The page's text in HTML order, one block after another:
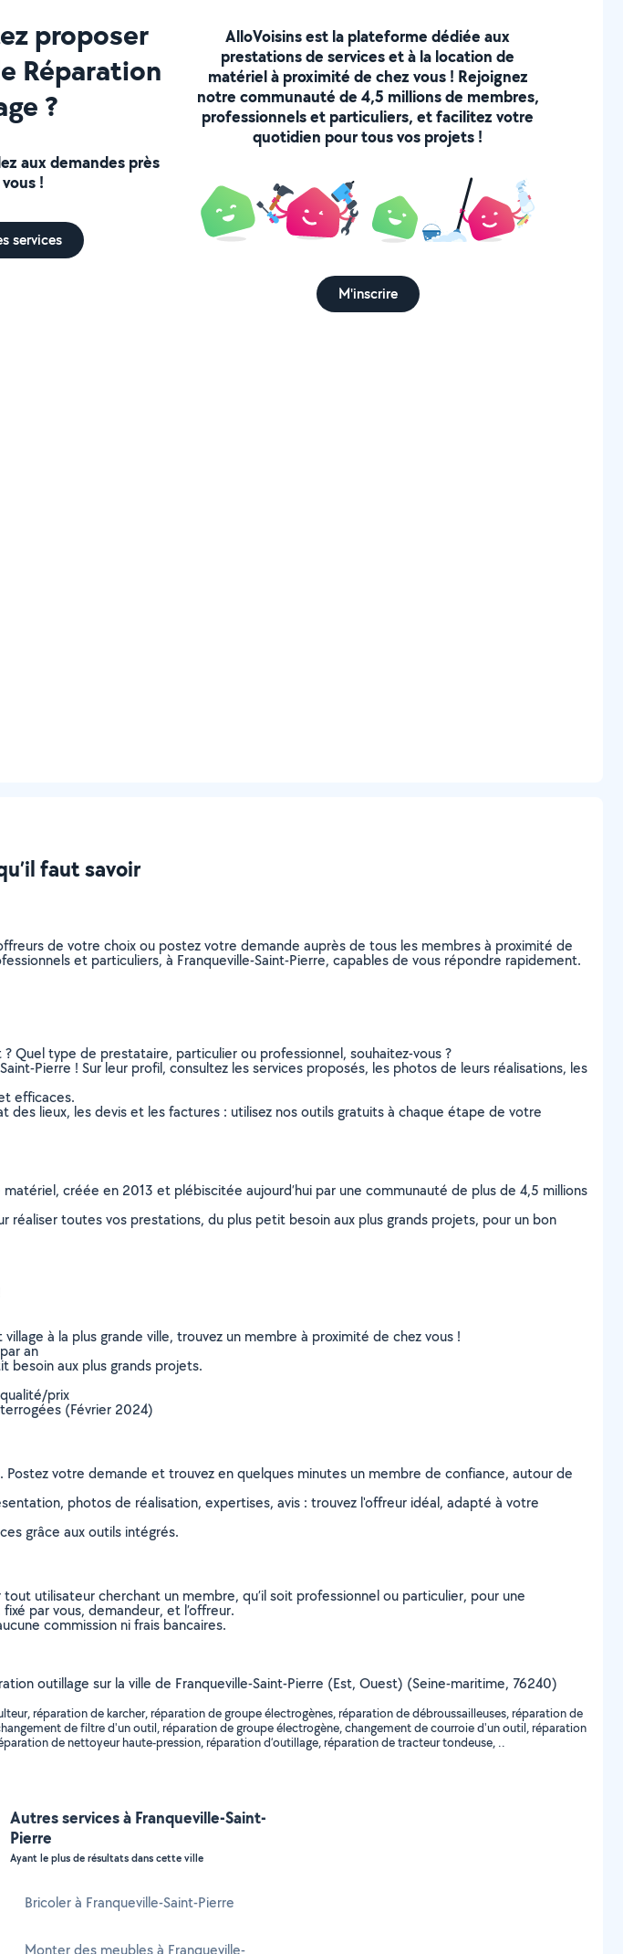
proposer
Réparation
?
aux demandes près
!
services
AlloVoisins est la plateforme dédiée aux
prestations de services et à la location de
matériel à proximité de chez vous ! Rejoignez
notre communauté de 4,5 millions de membres,
professionnels et particuliers, et facilitez votre
quotidien pour tous vos projets !
M'inscrire
faut savoir
de votre choix ou postez votre demande auprès de tous les membres à proximité de
et particuliers, à Franqueville-Saint-Pierre, capables de vous répondre rapidement.
Quel type de prestataire, particulier ou professionnel, souhaitez-vous ?
Pierre ! Sur leur profil, consultez les services proposés, les photos de leurs réalisations, les
efficaces.
lieux, les devis et les factures : utilisez nos outils gratuits à chaque étape de votre
créée en 2013 et plébiscitée aujourd’hui par une communauté de plus de 4,5 millions
toutes vos prestations, du plus petit besoin aux plus grands projets, pour un bon
à la plus grande ville, trouvez un membre à proximité de chez vous !
an
besoin aux plus grands projets.
prix
(Février 2024)
votre demande et trouvez en quelques minutes un membre de confiance, autour de
photos de réalisation, expertises, avis : trouvez l'offreur idéal, adapté à votre
grâce aux outils intégrés.
utilisateur cherchant un membre, qu’il soit professionnel ou particulier, pour une
par vous, demandeur, et l’offreur.
commission ni frais bancaires.
outillage sur la ville de Franqueville-Saint-Pierre (Est, Ouest) (Seine-maritime, 76240)
réparation de karcher, réparation de groupe électrogènes, réparation de débroussailleuses, réparation de
de filtre d'un outil, réparation de groupe électrogène, changement de courroie d'un outil, réparation
de nettoyeur haute-pression, réparation d’outillage, réparation de tracteur tondeuse, ..
Autres services à Franqueville-Saint-
Pierre
Ayant le plus de résultats dans cette ville
Bricoler à Franqueville-Saint-Pierre
Monter des meubles à Franqueville-